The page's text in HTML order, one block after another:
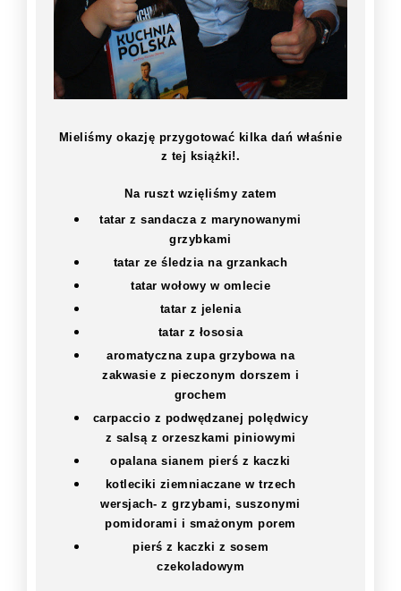
Mieliśmy okazję przygotować kilka dań właśnie
z tej książki!.
Na ruszt wzięliśmy zatem
tatar z sandacza z marynowanymi
grzybkami
tatar ze śledzia na grzankach
tatar wołowy w omlecie
tatar z jelenia
tatar z łososia
aromatyczna zupa grzybowa na
zakwasie z pieczonym dorszem i
grochem
carpaccio z podwędzanej polędwicy
z salsą z orzeszkami piniowymi
opalana sianem pierś z kaczki
kotleciki ziemniaczane w trzech
wersjach- z grzybami, suszonymi
pomidorami i smażonym porem
pierś z kaczki z sosem
czekoladowym